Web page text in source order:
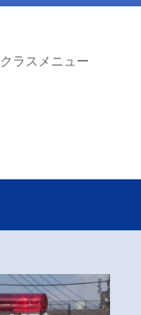
クラスメニュー